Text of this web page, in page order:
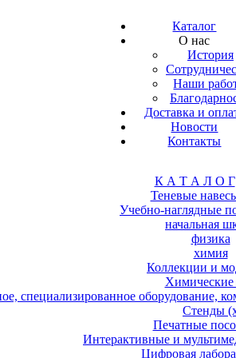
Каталог
О нас
История
Наши
Доставка и
Новости
Контакты
К А Т А Л О Г
Теневые
Учебно-наглядные
начальная
физика
химия
Коллекции и
Химические
специализированное оборудование,
Стенды
Печатные
Интерактивные и
Цифровая